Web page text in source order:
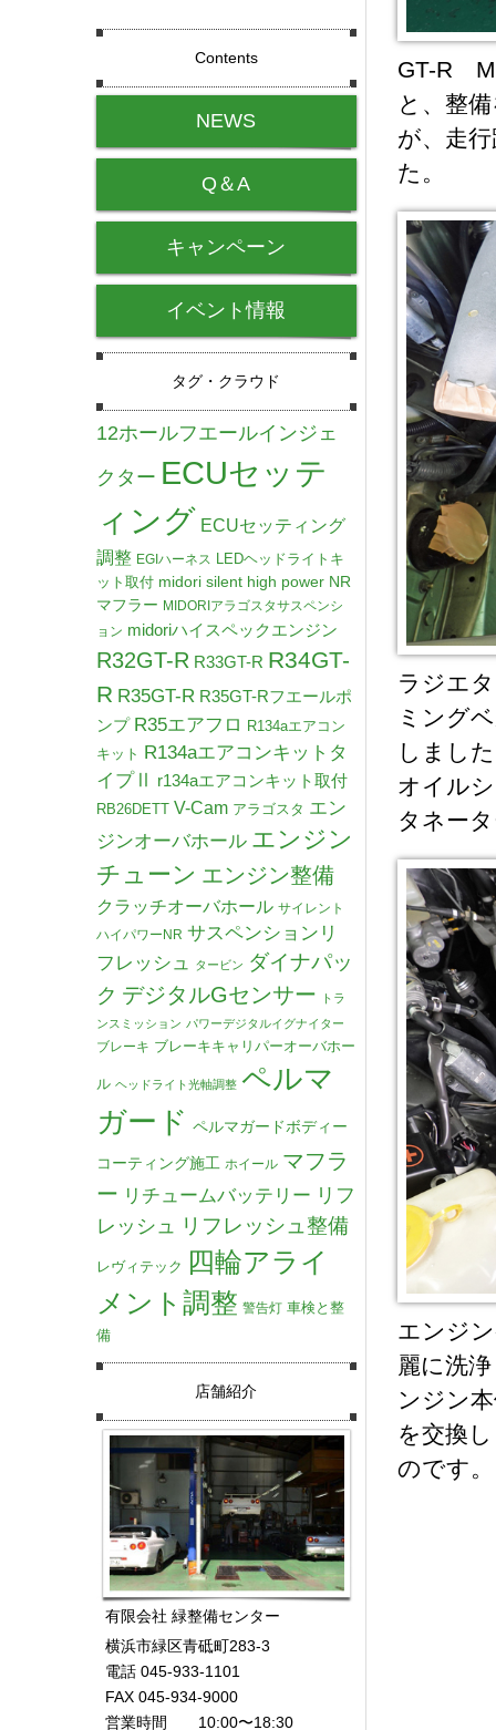
GT-R M
と、整
が、走
た。
ラジエ
ミング
しまし
オイル
タネー
エンジ
麗に洗
ンジン
を交換
のです。
Contents
NEWS
Q＆A
キャンペーン
イベント情報
タグ・クラウド
12ホールフエールインジェ
クター ECUセッテ
ィング ECUセッティング
調整 EGIハーネス LEDヘッドライトキ
ット取付 midori silent high power NR
マフラー MIDORIアラゴスタサスペンシ
ョン midoriハイスペックエンジン
R32GT-R R33GT-R R34GT-
R R35GT-R R35GT-Rフエールポ
ンプ R35エアフロ R134aエアコン
キット R134aエアコンキットタ
イプⅡ
r134aエアコンキット取付
RB26DETT V-Cam アラゴスタ エン
ジンオーバホール エンジン
チューン エンジン整備
クラッチオーバホール サイレント
ハイパワーNR サスペンションリ
フレッシュ
タービン ダイナパッ
ク デジタルGセンサー
トラ
ンスミッション パワーデジタルイグナイター
ブレーキ ブレーキキャリパーオーバホー
ル ヘッドライト光軸調整 ペルマ
ガード ペルマガードボディー
コーティング施工 ホイール マフラ
ー リチュームバッテリー リフ
レッシュ
リフレッシュ整備
レヴィテック 四輪アライ
メント調整 警告灯 車検と整
備
店舗紹介
有限会社 緑整備センター
横浜市緑区青砥町283-3
電話 045-933-1101
FAX 045-934-9000
営業時間 10:00〜18:30